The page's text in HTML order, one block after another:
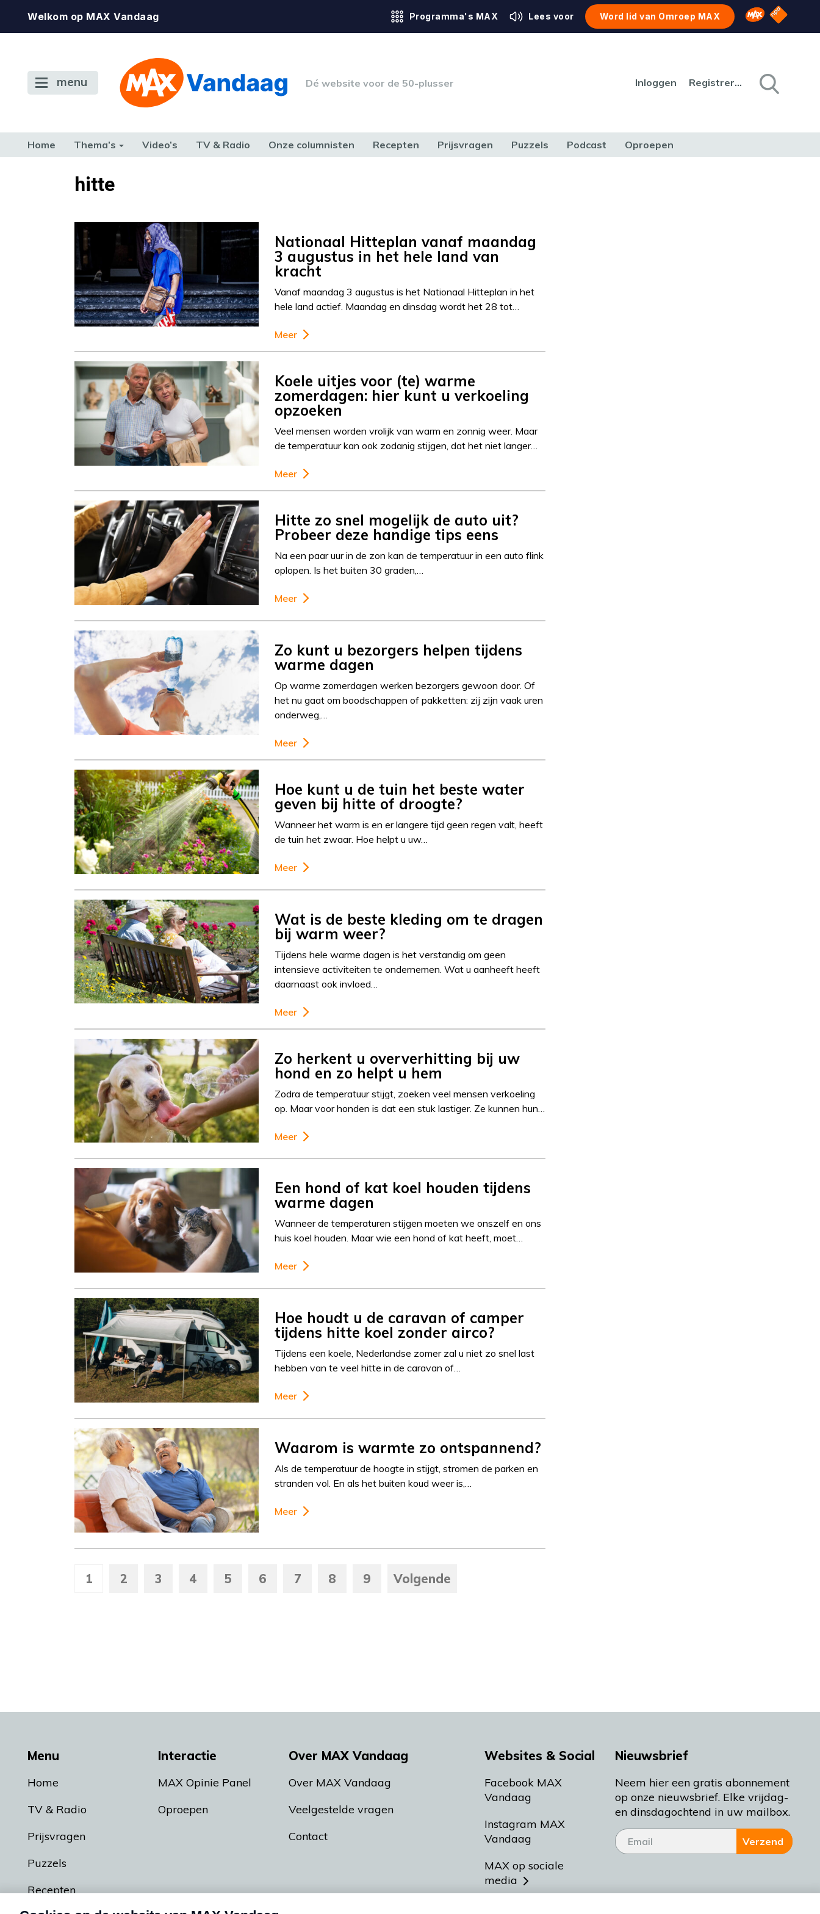
Welkom op MAX Vandaag Programma's MAX Lees voor Word lid van Omroep MAX Omroep MAX
NPO
menu Dé website voor de 50-plusser Inloggen Registreren
Home Thema’s Video’s TV & Radio Onze columnisten Recepten Prijsvragen Puzzels Podcast Oproepen
TERUG NAAR TOEN
hitte
Nationaal Hitteplan vanaf maandag
3 augustus in het hele land van
kracht
Vanaf maandag 3 augustus is het Nationaal Hitteplan in het
hele land actief. Maandag en dinsdag wordt het 28 tot…
Meer
Koele uitjes voor (te) warme
zomerdagen: hier kunt u verkoeling
opzoeken
Veel mensen worden vrolijk van warm en zonnig weer. Maar
de temperatuur kan ook zodanig stijgen, dat het niet langer…
Meer
Hitte zo snel mogelijk de auto uit?
Probeer deze handige tips eens
Na een paar uur in de zon kan de temperatuur in een auto flink
oplopen. Is het buiten 30 graden,…
Meer
Zo kunt u bezorgers helpen tijdens
warme dagen
Op warme zomerdagen werken bezorgers gewoon door. Of
het nu gaat om boodschappen of pakketten: zij zijn vaak uren
onderweg,…
Meer
Hoe kunt u de tuin het beste water
geven bij hitte of droogte?
Wanneer het warm is en er langere tijd geen regen valt, heeft
de tuin het zwaar. Hoe helpt u uw…
Meer
Wat is de beste kleding om te dragen
bij warm weer?
Tijdens hele warme dagen is het verstandig om geen
intensieve activiteiten te ondernemen. Wat u aanheeft heeft
daarnaast ook invloed…
Meer
Zo herkent u oververhitting bij uw
hond en zo helpt u hem
Zodra de temperatuur stijgt, zoeken veel mensen verkoeling
op. Maar voor honden is dat een stuk lastiger. Ze kunnen hun…
Meer
Een hond of kat koel houden tijdens
warme dagen
Wanneer de temperaturen stijgen moeten we onszelf en ons
huis koel houden. Maar wie een hond of kat heeft, moet…
Meer
Hoe houdt u de caravan of camper
tijdens hitte koel zonder airco?
Tijdens een koele, Nederlandse zomer zal u niet zo snel last
hebben van te veel hitte in de caravan of…
Meer
Waarom is warmte zo ontspannend?
Als de temperatuur de hoogte in stijgt, stromen de parken en
stranden vol. En als het buiten koud weer is,…
Meer
1 2 3 4 5 6 7 8 9 Volgende
Menu
Home
TV & Radio
Prijsvragen
Puzzels
Recepten
Interactie
MAX Opinie Panel
Oproepen
Over MAX Vandaag
Over MAX Vandaag
Veelgestelde vragen
Contact
Websites & Social
Facebook MAX
Vandaag
Instagram MAX
Vandaag
MAX op sociale
media
Nieuwsbrief
Neem hier een gratis abonnement
op onze nieuwsbrief. Elke vrijdag-
en dinsdagochtend in uw mailbox.
Verzend